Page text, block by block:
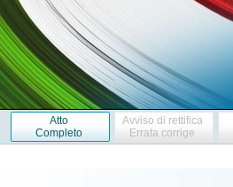
Atto
Completo
Avviso di rettifica
Errata corrige